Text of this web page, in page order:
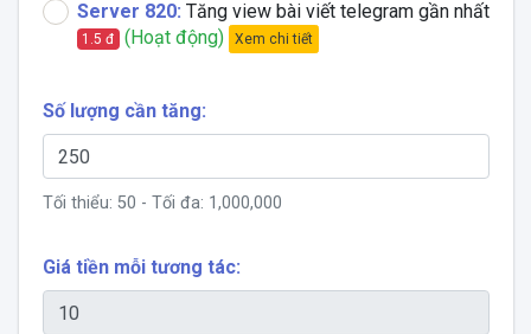
Server 820: Tăng view bài viết telegram gần nhất
1.5 đ (Hoạt động) Xem chi tiết
Số lượng cần tăng:
Tối thiểu: 50 - Tối đa: 1,000,000
Giá tiền mỗi tương tác: